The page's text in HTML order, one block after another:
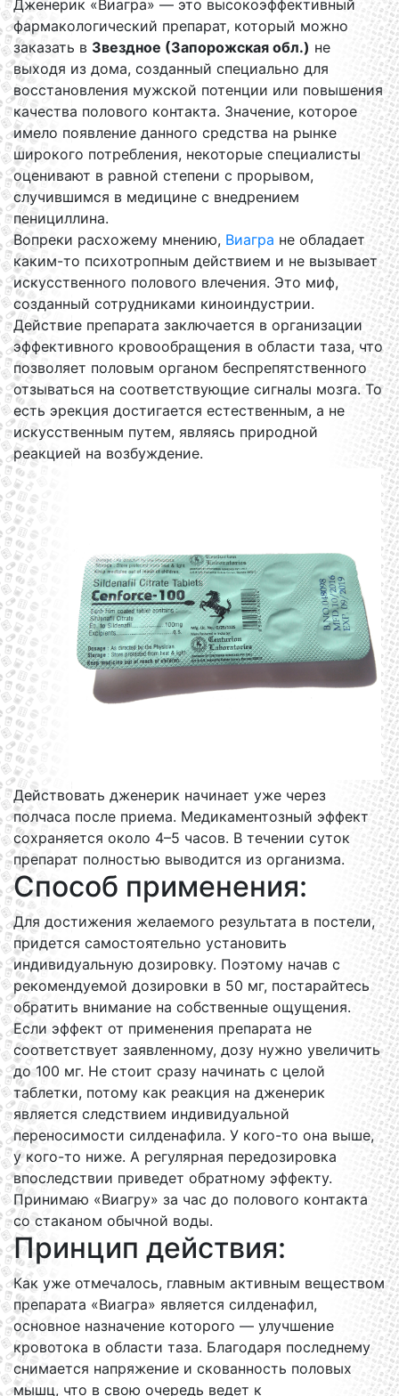
Дженерик «Виагра» — это высокоэффективный
фармакологический препарат, который можно
заказать в Звездное (Запорожская обл.) не
выходя из дома, созданный специально для
восстановления мужской потенции или повышения
качества полового контакта. Значение, которое
имело появление данного средства на рынке
широкого потребления, некоторые специалисты
оценивают в равной степени с прорывом,
случившимся в медицине с внедрением
пенициллина.
Вопреки расхожему мнению, Виагра не обладает
каким-то психотропным действием и не вызывает
искусственного полового влечения. Это миф,
созданный сотрудниками киноиндустрии.
Действие препарата заключается в организации
эффективного кровообращения в области таза, что
позволяет половым органом беспрепятственного
отзываться на соответствующие сигналы мозга. То
есть эрекция достигается естественным, а не
искусственным путем, являясь природной
реакцией на возбуждение.
Действовать дженерик начинает уже через
полчаса после приема. Медикаментозный эффект
сохраняется около 4–5 часов. В течении суток
препарат полностью выводится из организма.
Способ применения:
Для достижения желаемого результата в постели,
придется самостоятельно установить
индивидуальную дозировку. Поэтому начав с
рекомендуемой дозировки в 50 мг, постарайтесь
обратить внимание на собственные ощущения.
Если эффект от применения препарата не
соответствует заявленному, дозу нужно увеличить
до 100 мг. Не стоит сразу начинать с целой
таблетки, потому как реакция на дженерик
является следствием индивидуальной
переносимости силденафила. У кого-то она выше,
у кого-то ниже. А регулярная передозировка
впоследствии приведет обратному эффекту.
Принимаю «Виагру» за час до полового контакта
со стаканом обычной воды.
Принцип действия:
Как уже отмечалось, главным активным веществом
препарата «Виагра» является силденафил,
основное назначение которого — улучшение
кровотока в области таза. Благодаря последнему
снимается напряжение и скованность половых
мышц, что в свою очередь ведет к